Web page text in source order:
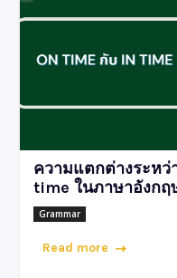
ความแตกต่างระหว่
time ในภาษาอังกฤ
Grammar
Read more